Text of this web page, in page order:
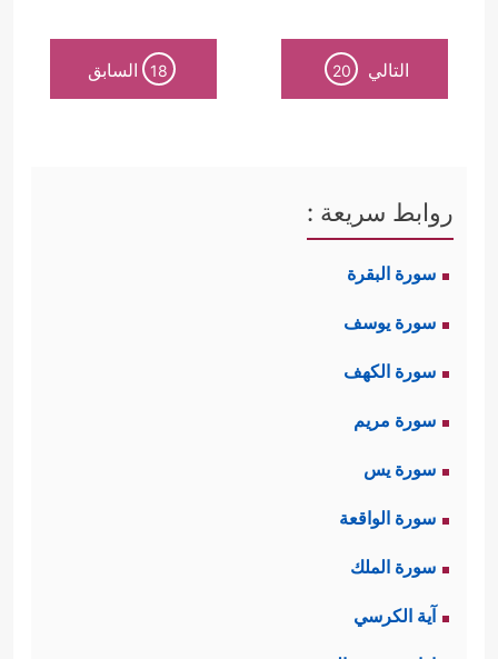
التالي 20
18 السابق
روابط سريعة :
سورة البقرة
سورة يوسف
سورة الكهف
سورة مريم
سورة يس
سورة الواقعة
سورة الملك
آية الكرسي